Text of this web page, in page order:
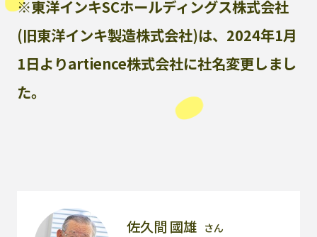
※東洋インキSCホールディングス株式会社
(旧東洋インキ製造株式会社)は、2024年1月
1日よりartience株式会社に社名変更しまし
た。
佐久間 國雄 さん